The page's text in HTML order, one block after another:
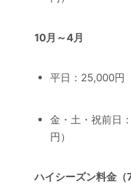
10月～4月
平日：25,000円
金・土・祝前日
円）
ハイシーズン料金